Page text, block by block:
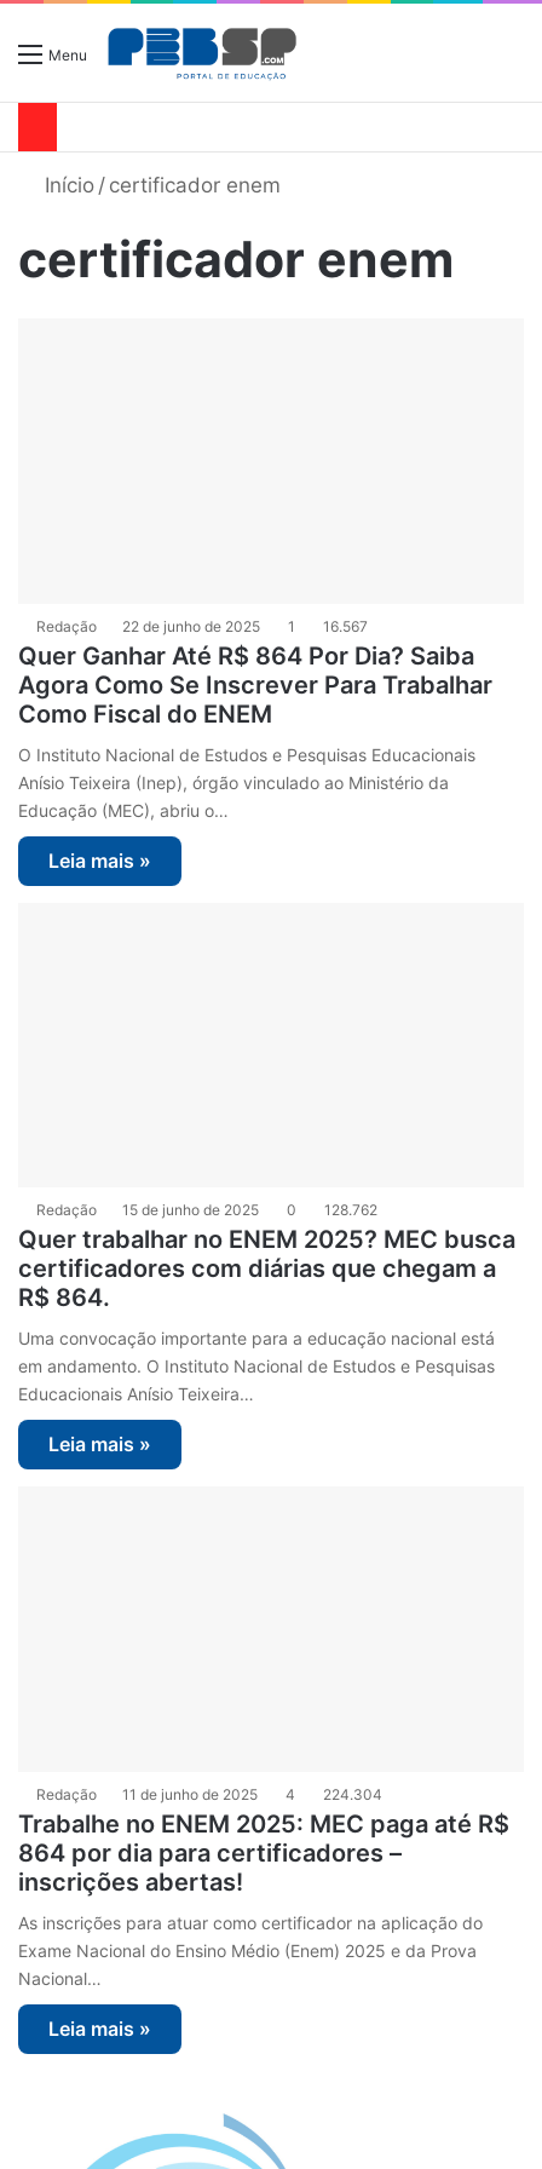
Menu
Início / certificador enem
certificador enem
Redação 22 de junho de 2025 1 16.567
Quer Ganhar Até R$ 864 Por Dia? Saiba
Agora Como Se Inscrever Para Trabalhar
Como Fiscal do ENEM
O Instituto Nacional de Estudos e Pesquisas Educacionais
Anísio Teixeira (Inep), órgão vinculado ao Ministério da
Educação (MEC), abriu o…
Leia mais »
Redação 15 de junho de 2025 0 128.762
Quer trabalhar no ENEM 2025? MEC busca
certificadores com diárias que chegam a
R$ 864.
Uma convocação importante para a educação nacional está
em andamento. O Instituto Nacional de Estudos e Pesquisas
Educacionais Anísio Teixeira…
Leia mais »
Redação 11 de junho de 2025 4 224.304
Trabalhe no ENEM 2025: MEC paga até R$
864 por dia para certificadores –
inscrições abertas!
As inscrições para atuar como certificador na aplicação do
Exame Nacional do Ensino Médio (Enem) 2025 e da Prova
Nacional…
Leia mais »